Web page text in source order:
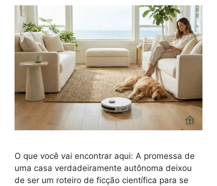
O que você vai encontrar aqui: A promessa de
uma casa verdadeiramente autônoma deixou
de ser um roteiro de ficção científica para se